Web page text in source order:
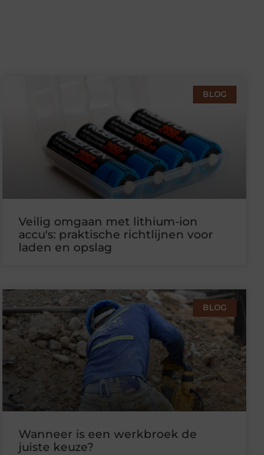
BLOG
Veilig omgaan met lithium-ion
accu's: praktische richtlijnen voor
laden en opslag
BLOG
Wanneer is een werkbroek de
juiste keuze?